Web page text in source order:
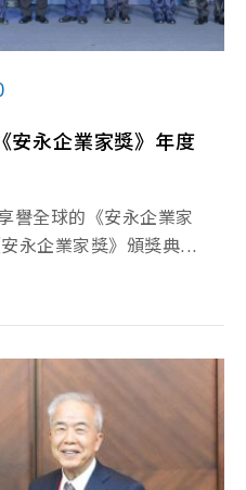
安永企業家獎》年度
譽全球的《安永企業家
永企業家獎》頒獎典...